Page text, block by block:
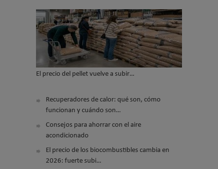
El precio del pellet vuelve a subir…
Recuperadores de calor: qué son, cómo
funcionan y cuándo son…
Consejos para ahorrar con el aire
acondicionado
El precio de los biocombustibles cambia en
2026: fuerte subi…